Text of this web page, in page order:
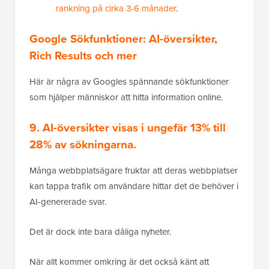
rankning på cirka 3-6 månader.
Google Sökfunktioner: AI-översikter,
Rich Results och mer
Här är några av Googles spännande sökfunktioner
som hjälper människor att hitta information online.
9. AI-översikter visas i ungefär13% till
28%av sökningarna.
Många webbplatsägare fruktar att deras webbplatser
kan tappa trafik om användare hittar det de behöver i
AI-genererade svar.
Det är dock inte bara dåliga nyheter.
När allt kommer omkring är det också känt att